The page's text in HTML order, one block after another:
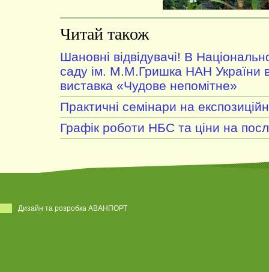
Читай також
Шановні відвідувачі! В
саду ім. М.М.Гришка НАН України
виставка «Чудове непомітне»
Практичні семінари на
Графік роботи НБС та ціни на
Дизайн та розробка АВАНПОРТ